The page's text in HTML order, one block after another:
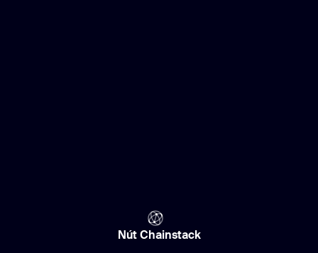
Nút Chainstack